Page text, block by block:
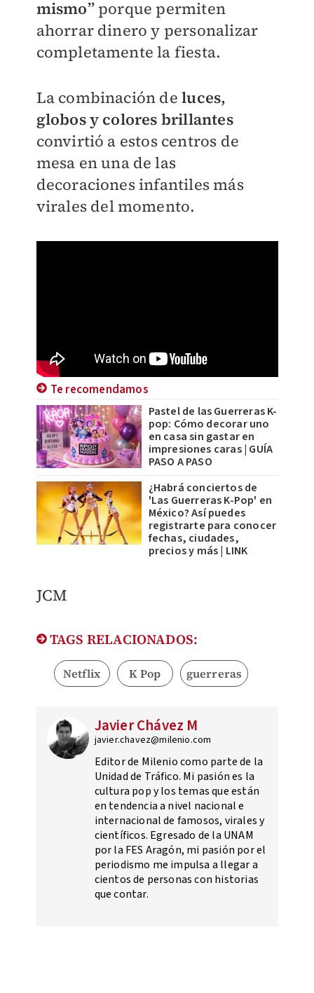
mismo”porque permiten
ahorrar dinero y personalizar
completamente la fiesta.
La combinación de luces,
globos y colores brillantes
convirtió a estos centros de
mesa en una de las
decoraciones infantiles más
virales del momento.
Te recomendamos
Pastel de las Guerreras K-
pop: Cómo decorar uno
en casa sin gastar en
impresiones caras | GUÍA
PASO A PASO
¿Habrá conciertos de
'Las Guerreras K-Pop' en
México? Así puedes
registrarte para conocer
fechas, ciudades,
precios y más | LINK
JCM
TAGS RELACIONADOS:
Netflix K Pop guerreras
Javier Chávez M
javier.chavez@milenio.com
Editor de Milenio como parte de la
Unidad de Tráfico. Mi pasión es la
cultura pop y los temas que están
en tendencia a nivel nacional e
internacional de famosos, virales y
científicos. Egresado de la UNAM
por la FES Aragón, mi pasión por el
periodismo me impulsa a llegar a
cientos de personas con historias
que contar.